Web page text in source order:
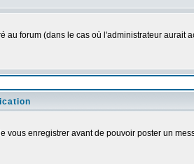
forum (dans le cas où l'administrateur aurait
enregistrer avant de pouvoir poster un